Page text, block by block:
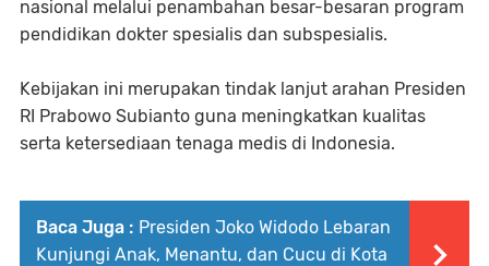
nasional melalui penambahan besar-besaran program
pendidikan dokter spesialis dan subspesialis.
Kebijakan ini merupakan tindak lanjut arahan Presiden
RI Prabowo Subianto guna meningkatkan kualitas
serta ketersediaan tenaga medis di Indonesia.
Baca Juga : Presiden Joko Widodo Lebaran
Kunjungi Anak, Menantu, dan Cucu di Kota